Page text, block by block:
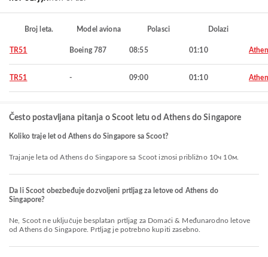
Broj leta. Model aviona Polasci Dolazi
TR51 Boeing 787 08:55 01:10
TR51 - 09:00 01:10
Često postavljana pitanja o Scoot letu od Athens do Singapore
Koliko traje let od Athens do Singapore sa Scoot?
Trajanje leta od Athens do Singapore sa Scoot iznosi približno 10ч 10м.
Da li Scoot obezbeđuje dozvoljeni prtljag za letove od Athens do
Singapore?
Ne, Scoot ne uključuje besplatan prtljag za Domaći & Međunarodno letove
od Athens do Singapore. Prtljag je potrebno kupiti zasebno.